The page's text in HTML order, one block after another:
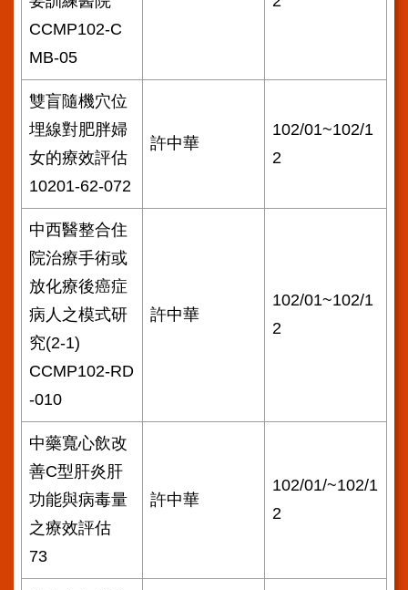
CCMP102-C
MB-05
雙盲隨機穴位
埋線對肥胖婦
女的療效評估
10201-62-072
許中華
102/01~102/1
2
中西醫整合住
院治療手術或
放化療後癌症
病人之模式研
究(2-1)
CCMP102-RD
-010
許中華
102/01~102/1
2
中藥寬心飲改
善C型肝炎肝
功能與病毒量
之療效評估
73
許中華
102/01/~102/1
2